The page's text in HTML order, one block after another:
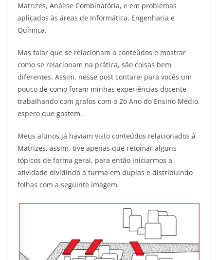
Matrizes, Análise Combinatória, e em problemas
aplicados às áreas de Informática, Engenharia e
Química.
Mas falar que se relacionam a conteúdos e mostrar
como se relacionam na prática, são coisas bem
diferentes. Assim, nesse post contarei para vocês um
pouco de como foram minhas experiências docente
trabalhando com grafos com o 2o Ano do Ensino Médio,
espero que gostem.
Meus alunos já haviam visto conteúdos relacionados à
Matrizes, assim, tive apenas que retomar alguns
tópicos de forma geral, para então iniciarmos a
atividade dividindo a turma em duplas e distribuindo
folhas com a seguinte imagem.